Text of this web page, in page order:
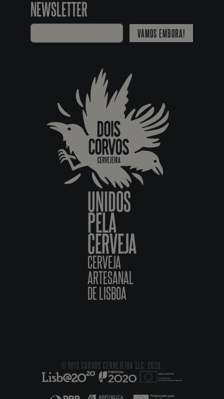
NEWSLETTER
VAMOS EMBORA!
UNIDOS
PELA
CERVEJA
CERVEJA
ARTESANAL
DE LISBOA
© DOIS CORVOS CERVEJEIRA LLC, 2026.